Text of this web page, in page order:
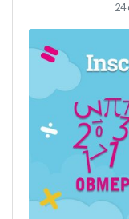
24